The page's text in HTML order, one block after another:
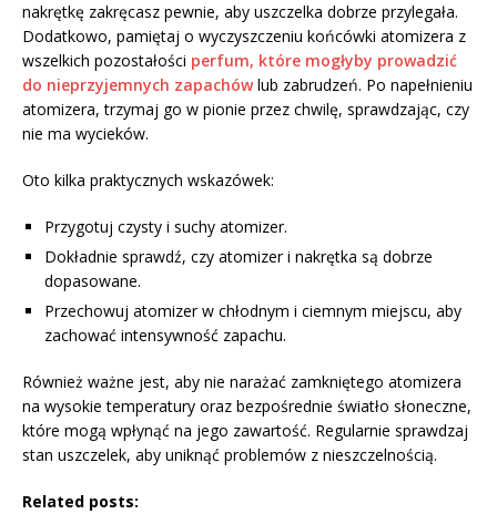
nakrętkę zakręcasz pewnie, aby uszczelka dobrze przylegała.
Dodatkowo, pamiętaj o wyczyszczeniu końcówki atomizera z
wszelkich pozostałości perfum, które mogłyby prowadzić
do nieprzyjemnych zapachówlub zabrudzeń. Po napełnieniu
atomizera, trzymaj go w pionie przez chwilę, sprawdzając, czy
nie ma wycieków.
Oto kilka praktycznych wskazówek:
Przygotuj czysty i suchy atomizer.
Dokładnie sprawdź, czy atomizer i nakrętka są dobrze
dopasowane.
Przechowuj atomizer w chłodnym i ciemnym miejscu, aby
zachować intensywność zapachu.
Również ważne jest, aby nie narażać zamkniętego atomizera
na wysokie temperatury oraz bezpośrednie światło słoneczne,
które mogą wpłynąć na jego zawartość. Regularnie sprawdzaj
stan uszczelek, aby uniknąć problemów z nieszczelnością.
Related posts: